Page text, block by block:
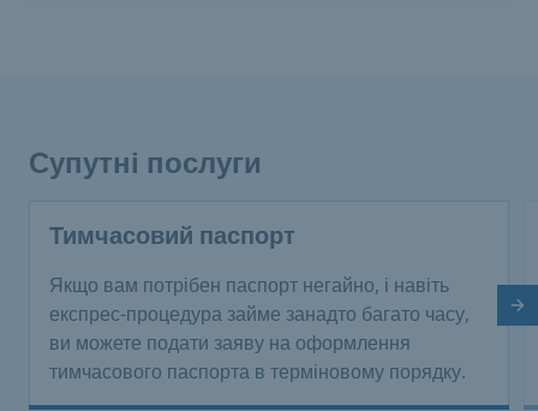
Супутні послуги
Тимчасовий паспорт
Якщо вам потрібен паспорт негайно, і навіть
експрес-процедура займе занадто багато часу,
ви можете подати заяву на оформлення
тимчасового паспорта в терміновому порядку.